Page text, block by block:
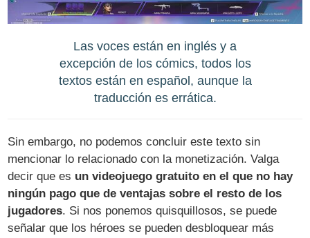
Las voces están en inglés y a
excepción de los cómics, todos los
textos están en español, aunque la
traducción es errática.
Sin embargo, no podemos concluir este texto sin
mencionar lo relacionado con la monetización. Valga
decir que es un videojuego gratuito en el que no hay
ningún pago que de ventajas sobre el resto de los
jugadores. Si nos ponemos quisquillosos, se puede
señalar que los héroes se pueden desbloquear más